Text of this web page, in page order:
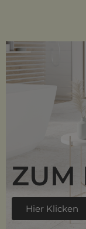
ZUM
Hier Klicken